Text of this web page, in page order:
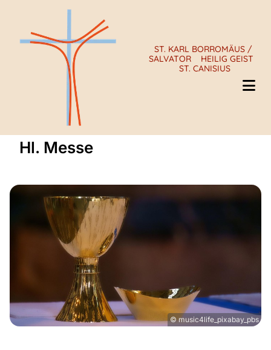
ST. KARL BORROMÄUS /
SALVATOR
HEILIG GEIST
ST. CANISIUS
Hl. Messe
© music4life_pixabay_pbs